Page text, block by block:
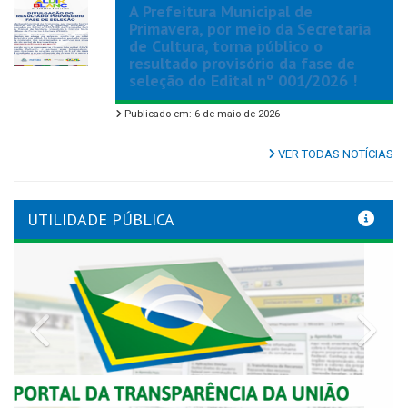
A Prefeitura Municipal de
Primavera, por meio da Secretaria
de Cultura, torna público o
resultado provisório da fase de
seleção do Edital nº 001/2026 !
Publicado em: 6 de maio de 2026
VER TODAS NOTÍCIAS
UTILIDADE PÚBLICA
Previous